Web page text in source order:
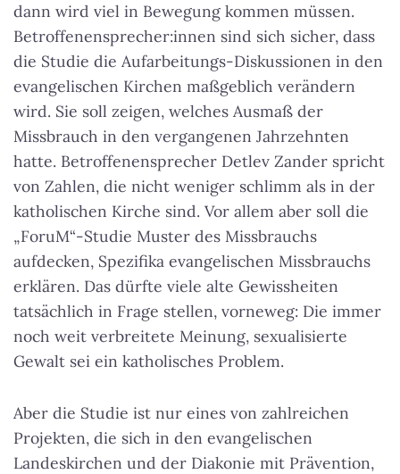
dann wird viel in Bewegung kommen müssen.
Betroffenensprecher:innen sind sich sicher, dass
die Studie die Aufarbeitungs-Diskussionen in den
evangelischen Kirchen maßgeblich verändern
wird. Sie soll zeigen, welches Ausmaß der
Missbrauch in den vergangenen Jahrzehnten
hatte. Betroffenensprecher Detlev Zander spricht
von Zahlen, die nicht weniger schlimm als in der
katholischen Kirche sind. Vor allem aber soll die
„ForuM“-Studie Muster des Missbrauchs
aufdecken, Spezifika evangelischen Missbrauchs
erklären. Das dürfte viele alte Gewissheiten
tatsächlich in Frage stellen, vorneweg: Die immer
noch weit verbreitete Meinung, sexualisierte
Gewalt sei ein katholisches Problem.
Aber die Studie ist nur eines von zahlreichen
Projekten, die sich in den evangelischen
Landeskirchen und der Diakonie mit Prävention,